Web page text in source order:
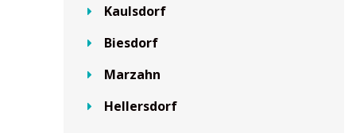
Kaulsdorf
Biesdorf
Marzahn
Hellersdorf